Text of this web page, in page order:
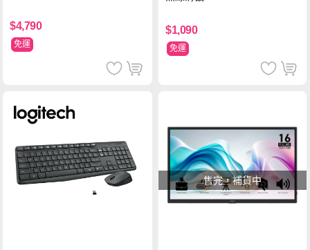
$4,790
免運
$1,090
免運
售完，補貨中